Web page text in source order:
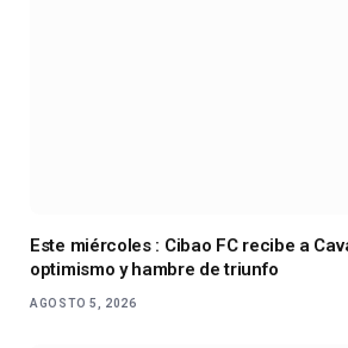
Este miércoles : Cibao FC recibe a
optimismo y hambre de triunfo
AGOSTO 5, 2026